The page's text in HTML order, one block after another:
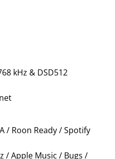
kHz & DSD512
/ Roon Ready / Spotify
/ Apple Music / Bugs /